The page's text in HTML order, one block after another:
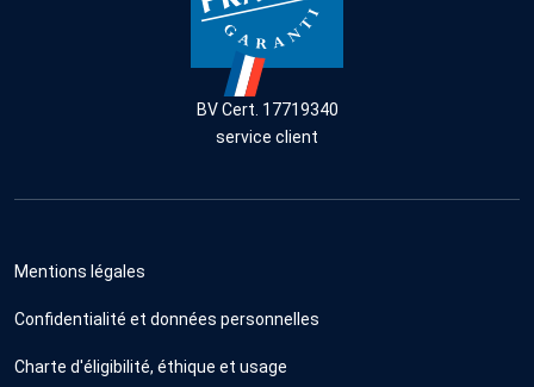
BV Cert. 17719340
service client
Mentions légales
Confidentialité et données personnelles
Charte d'éligibilité, éthique et usage